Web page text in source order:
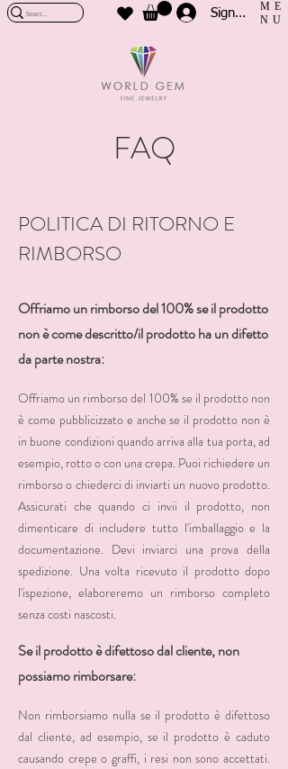
Sign In
ME
NU
FAQ
POLITICA DI RITORNO E
RIMBORSO
Offriamo un rimborso del 100% se il prodotto
non è come descritto/il prodotto ha un difetto
da parte nostra:
Offriamo un rimborso del 100% se il prodotto non
è come pubblicizzato e anche se il prodotto non è
in buone condizioni quando arriva alla tua porta, ad
esempio, rotto o con una crepa. Puoi richiedere un
rimborso o chiederci di inviarti un nuovo prodotto.
Assicurati che quando ci invii il prodotto, non
dimenticare di includere tutto l'imballaggio e la
documentazione. Devi inviarci una prova della
spedizione. Una volta ricevuto il prodotto dopo
l'ispezione, elaboreremo un rimborso completo
senza costi nascosti.
Se il prodotto è difettoso dal cliente, non
possiamo rimborsare:
Non rimborsiamo nulla se il prodotto è difettoso
dal cliente, ad esempio, se il prodotto è caduto
causando crepe o graffi, i resi non sono accettati.